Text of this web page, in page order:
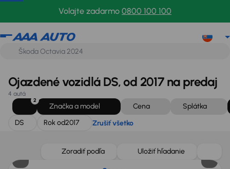
Volajte zadarmo 0800 100 100
DS
Ojazdené vozidlá DS, od 2017 na predaj
4 autá
2
Značka a model Cena
Splátka
DS
Rok od2017 Zrušiť všetko
Zoradiť podľa Uložiť hľadanie
Zlacnené o 2 200 €